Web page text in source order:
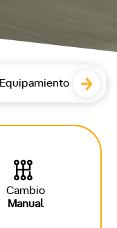
Equipamiento
Cambio
Manual